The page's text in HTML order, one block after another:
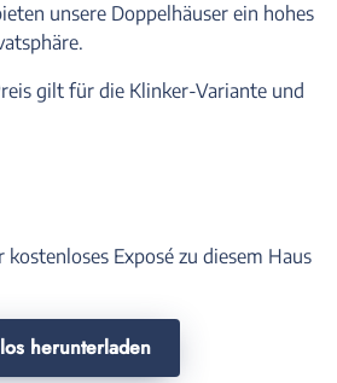
unsere Doppelhäuser ein hohes
gilt für die Klinker-Variante und
kostenloses Exposé zu diesem Haus
herunterladen